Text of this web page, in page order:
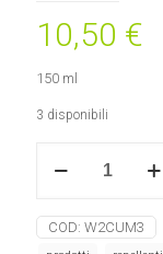
10,50 €
150 ml
3 disponibili
PIDOCCHI
Selerbe
COD: W2CUM3